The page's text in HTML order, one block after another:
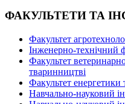
ФАКУЛЬТЕТИ ТА
Факультет
Інженерно-технічний
Факультет
тваринництві
Факультет енергетики
Навчально-науковий